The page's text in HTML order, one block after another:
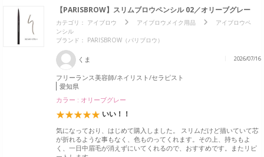
【PARISBROW】スリムブロウペンシル 02／オリーブグレー
カテゴリ： アイブロウ アイブロウメイク用品
アイブロウペ
ンシル
ブランド： PARISBROW（パリブロウ）
くま 2026/07/16
フリーランス美容師/ネイリスト/セラピスト
愛知県
カラー : オリーブグレー
いい！！
気になっており、はじめて購入しました。 スリムだけど描いていて芯
が折れるような事もなく、色ものってくれます。その上、持ちもよ
く、一日中眉毛が消えずにいてくれるので、おすすめです。またリピ